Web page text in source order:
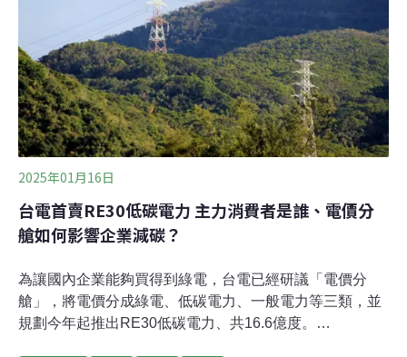
罰則。依現行《電業法》，台電公司必須在2026年前成立
發電、輸配及售電三家子公司，轉型為控股母公司。如今
台電申請展延兩次期限已到期，面臨拆分最終關頭，經濟
部提出修法。在昨日審議會上，朝野立委提出的草案也支
持台電維持綜合電業不分割。包含行政院草案及
2025年01月16日
台電首賣RE30低碳電力 主力消費者是誰、電價分
艙如何影響企業減碳？
為讓國內企業能夠買得到綠電，台電已經研議「電價分
艙」，將電價分成綠電、低碳電力、一般電力等三類，並
規劃今年起推出RE30低碳電力、共16.6億度。